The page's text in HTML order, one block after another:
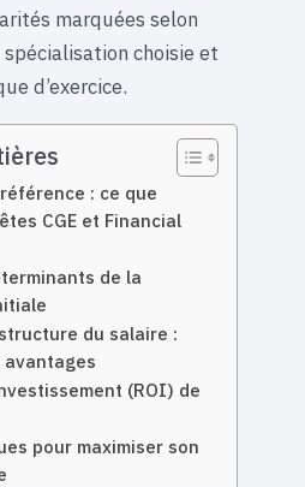
marquées selon
choisie et
d’exercice.
: ce que
CGE et Financial
de la
du salaire :
(ROI) de
pour maximiser son